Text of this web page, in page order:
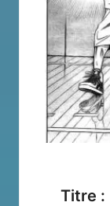
Titre :